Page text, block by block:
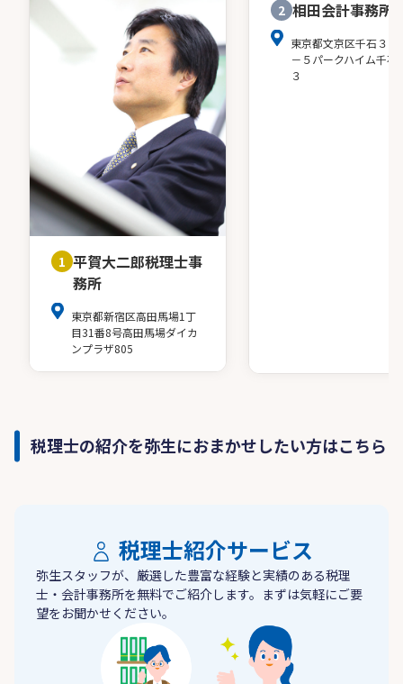
1 平賀大二郎税理士事
務所
東京都新宿区高田馬場1丁
目31番8号高田馬場ダイカ
ンプラザ805
2 相田会計事務所
東京都文京区千石３－
－５パークハイム千石
３
税理士の紹介を弥生におまかせしたい方はこちら
税理士紹介サービス
弥生スタッフが、厳選した豊富な経験と実績のある税理
士・会計事務所を無料でご紹介します。まずは気軽にご要
望をお聞かせください。